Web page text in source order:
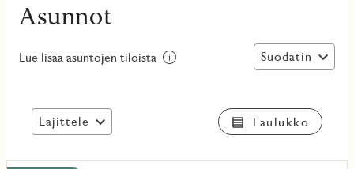
Asunnot
Lue lisää asuntojen tiloista Suodatin
Lajittele Taulukko